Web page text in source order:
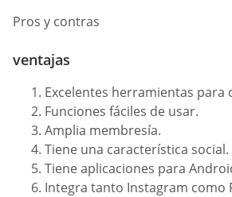
Pros y contras
ventajas
Excelentes herramientas para
Funciones fáciles de usar.
Amplia membresía.
Tiene una característica social.
Tiene aplicaciones para
Integra tanto Instagram como